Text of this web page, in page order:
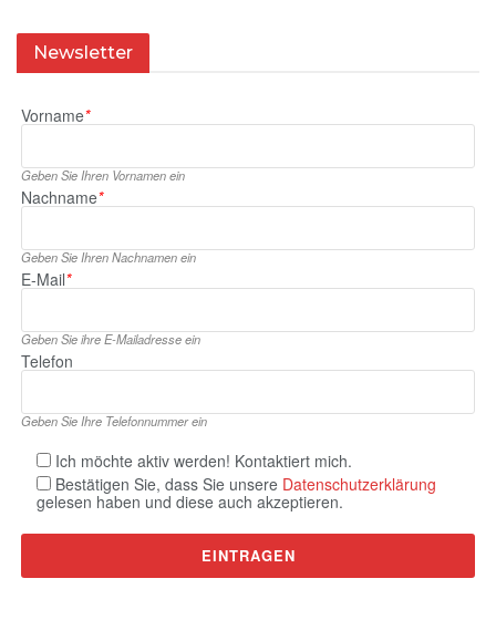
Newsletter
Vorname*
Geben Sie Ihren Vornamen ein
Nachname*
Geben Sie Ihren Nachnamen ein
E‑Mail*
Geben Sie ihre E‑Mailadresse ein
Telefon
Geben Sie Ihre Telefonnummer ein
Ich möchte aktiv werden! Kontaktiert mich.
Bestätigen Sie, dass Sie unsere Datenschutzerklärung
gelesen haben und diese auch akzeptieren.